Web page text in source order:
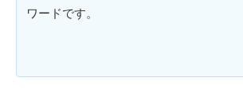
ワードです。